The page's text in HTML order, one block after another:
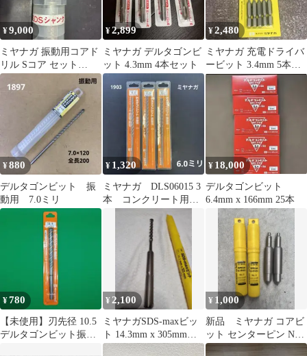
¥9,000
ミヤナガ 振動用コアド
リル Sコア セット
55mm
¥2,899
ミヤナガ デルタゴンビ
ット 4.3mm 4本セット
¥2,480
ミヤナガ 充電ドライバ
ービット 3.4mm 5本入
ブロック・モルタル用
¥880
デルタゴンビット 振
動用 7.0ミリ
¥ 1,320
ミヤナガ DLS06015 3
本 コンクリート用
デルタゴンビット 振
¥ 18,000
デルタゴンビット
6.4mm x 166mm 25本
¥780
【未使用】刃先径 10.5
デルタゴンビット振動
¥ 2,100
ミヤナガSDS-maxビッ
ト 14.3mm x 305mm未
使用品
¥ 1,000
新品 ミヤナガ コアビ
ット センターピン No.2
2本セット